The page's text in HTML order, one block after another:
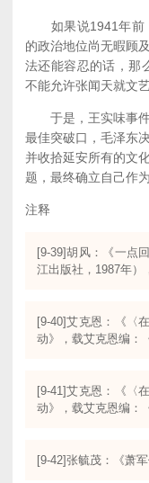
如果说1941年前，
的政治地位尚无暇顾
法还能容忍的话，那
不能允许张闻天就文
于是，王实味事件
最佳突破口，毛泽东
并收拾延安所有的文
题，最终确立自己作
注释
[9-39]胡风：《一点
江出版社，1987年）
[9-40]艾克恩：《〈
动》，载艾克恩编：
[9-41]艾克恩：《〈
动》，载艾克恩编：
[9-42]张毓茂：《萧